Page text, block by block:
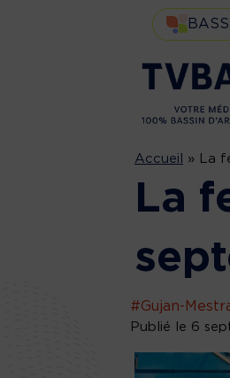
Accueil » La
La
#Gujan-
Publié le 6